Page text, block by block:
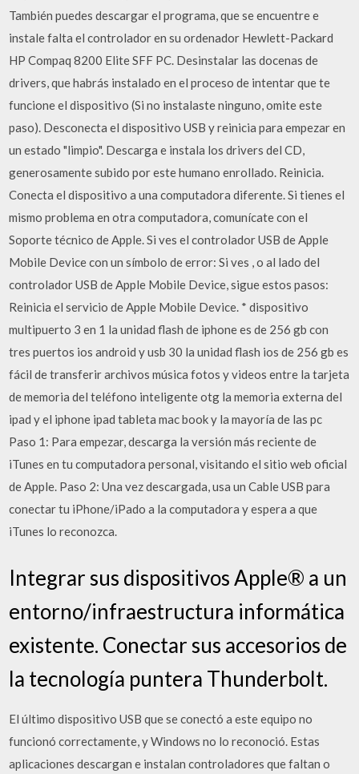
También puedes descargar el programa, que se encuentre e
instale falta el controlador en su ordenador Hewlett-Packard
HP Compaq 8200 Elite SFF PC. Desinstalar las docenas de
drivers, que habrás instalado en el proceso de intentar que te
funcione el dispositivo (Si no instalaste ninguno, omite este
paso). Desconecta el dispositivo USB y reinicia para empezar en
un estado "limpio". Descarga e instala los drivers del CD,
generosamente subido por este humano enrollado. Reinicia.
Conecta el dispositivo a una computadora diferente. Si tienes el
mismo problema en otra computadora, comunícate con el
Soporte técnico de Apple. Si ves el controlador USB de Apple
Mobile Device con un símbolo de error: Si ves , o al lado del
controlador USB de Apple Mobile Device, sigue estos pasos:
Reinicia el servicio de Apple Mobile Device. * dispositivo
multipuerto 3 en 1 la unidad flash de iphone es de 256 gb con
tres puertos ios android y usb 30 la unidad flash ios de 256 gb es
fácil de transferir archivos música fotos y videos entre la tarjeta
de memoria del teléfono inteligente otg la memoria externa del
ipad y el iphone ipad tableta mac book y la mayoría de las pc
Paso 1: Para empezar, descarga la versión más reciente de
iTunes en tu computadora personal, visitando el sitio web oficial
de Apple. Paso 2: Una vez descargada, usa un Cable USB para
conectar tu iPhone/iPado a la computadora y espera a que
iTunes lo reconozca.
Integrar sus dispositivos Apple® a un
entorno/infraestructura informática
existente. Conectar sus accesorios de
la tecnología puntera Thunderbolt.
El último dispositivo USB que se conectó a este equipo no
funcionó correctamente, y Windows no lo reconoció. Estas
aplicaciones descargan e instalan controladores que faltan o